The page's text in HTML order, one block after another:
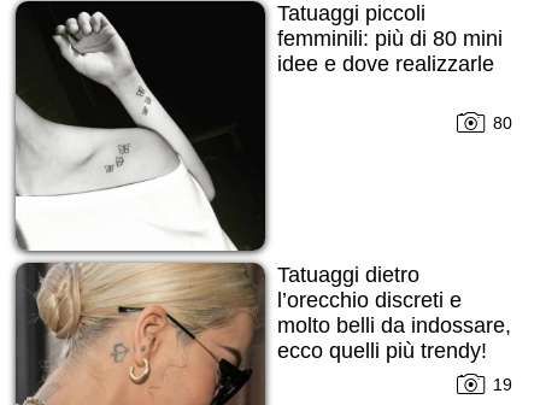
Tatuaggi piccoli
femminili: più di 80 mini
idee e dove realizzarle
80
Tatuaggi dietro
l’orecchio discreti e
molto belli da indossare,
ecco quelli più trendy!
19